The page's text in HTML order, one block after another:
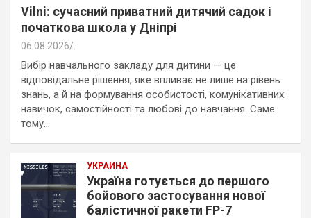
Vilni: сучасний приватний дитячий садок і
початкова школа у Дніпрі
06.08.2026
Вибір навчального закладу для дитини — це
відповідальне рішення, яке впливає не лише на рівень
знань, а й на формування особистості, комунікативних
навичок, самостійності та любові до навчання. Саме
тому…
УКРАИНА
Україна готується до першого
бойового застосування нової
балістичної ракети FP-7